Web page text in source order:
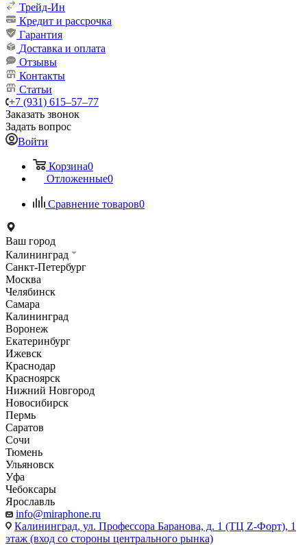
Трейд-Ин
Кредит и рассрочка
Гарантия
Доставка и оплата
Отзывы
Контакты
Статьи
+7 (931) 615‒57‒77
Заказать звонок
Задать вопрос
Войти
Корзина0
Отложенные0
Сравнение товаров0
Ваш город
Калининград
Санкт-Петербург
Москва
Челябинск
Самара
Калининград
Воронеж
Екатеринбург
Ижевск
Краснодар
Красноярск
Нижний Новгород
Новосибирск
Пермь
Саратов
Сочи
Тюмень
Ульяновск
Уфа
Чебоксары
Ярославль
info@miraphone.ru
Калининград, ул. Профессора Баранова, д. 1 (ТЦ Z-Форт), 1
этаж (вход со стороны центрального рынка)